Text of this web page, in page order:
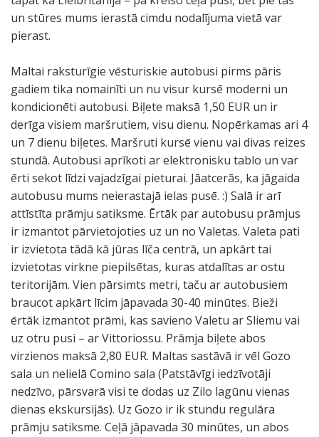
un stūres mums ierastā cimdu nodalījuma vietā var
pierast.
Maltai raksturīgie vēsturiskie autobusi pirms pāris
gadiem tika nomainīti un nu visur kursē moderni un
kondicionēti autobusi. Biļete maksā 1,50 EUR un ir
derīga visiem maršrutiem, visu dienu. Nopērkamas ari 4
un 7 dienu biļetes. Maršruti kursē vienu vai divas reizes
stundā. Autobusi aprīkoti ar elektronisku tablo un var
ērti sekot līdzi vajadzīgai pieturai. Jāatcerās, ka jāgaida
autobusu mums neierastajā ielas pusē. :) Salā ir arī
attīstīta prāmju satiksme. Ērtāk par autobusu prāmjus
ir izmantot pārvietojoties uz un no Valetas. Valeta pati
ir izvietota tādā kā jūras līča centrā, un apkārt tai
izvietotas virkne piepilsētas, kuras atdalītas ar ostu
teritorijām. Vien pārsimts metri, taču ar autobusiem
braucot apkārt līcim jāpavada 30-40 minūtes. Bieži
ērtāk izmantot prāmi, kas savieno Valetu ar Sliemu vai
uz otru pusi – ar Vittoriossu. Prāmja biļete abos
virzienos maksā 2,80 EUR. Maltas sastāvā ir vēl Gozo
sala un nelielā Comino sala (Patstāvīgi iedzīvotāji
nedzīvo, pārsvarā visi te dodas uz Zilo lagūnu vienas
dienas ekskursijās). Uz Gozo ir ik stundu regulāra
prāmju satiksme. Ceļā jāpavada 30 minūtes, un abos